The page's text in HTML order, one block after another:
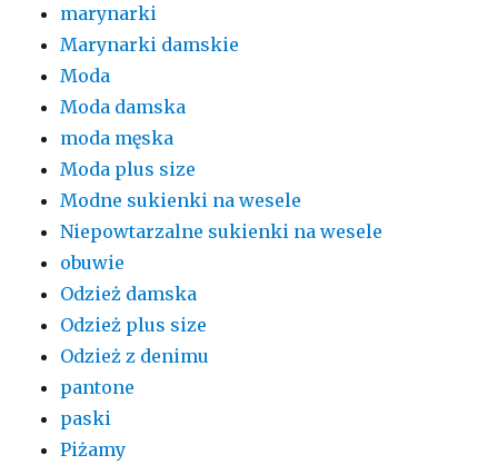
marynarki
Marynarki damskie
Moda
Moda damska
moda męska
Moda plus size
Modne sukienki na wesele
Niepowtarzalne sukienki na wesele
obuwie
Odzież damska
Odzież plus size
Odzież z denimu
pantone
paski
Piżamy